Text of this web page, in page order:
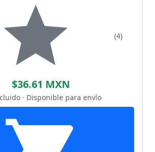
(4)
$36.61 MXN
· Disponible para envío